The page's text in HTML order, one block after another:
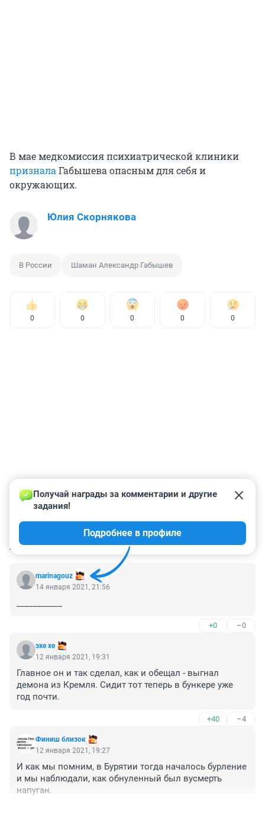
В мае медкомиссия психиатрической клиники
признала Габышева опасным для себя и
окружающих.
Юлия Скорнякова
В России Шаман Александр Габышев
0 0 0 0 0
КОММЕНТАРИИ 16
marinagouz
Получай награды за комментарии и другие
задания!
Подробнее в профиле
14 января 2021, 21:56
+0 –0
эхе хе
12 января 2021, 19:31
Главное он и так сделал, как и обещал - выгнал
демона из Кремля. Сидит тот теперь в бункере уже
год почти.
+40 –4
Финиш близок
12 января 2021, 19:27
И как мы помним, в Бурятии тогда началось бурление
и мы наблюдали, как обнуленный был вусмерть
напуган.